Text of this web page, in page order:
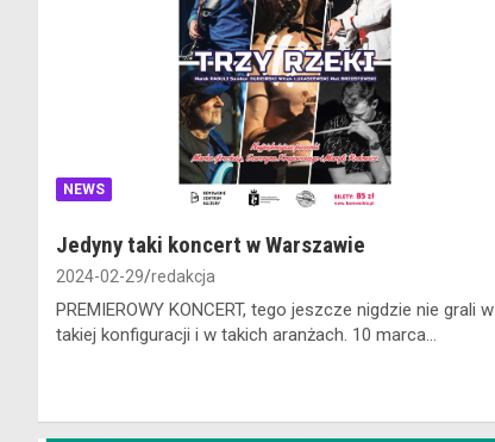
NEWS
Jedyny taki koncert w Warszawie
2024-02-29 redakcja
PREMIEROWY KONCERT, tego jeszcze nigdzie nie grali w
takiej konfiguracji i w takich aranżach. 10 marca…